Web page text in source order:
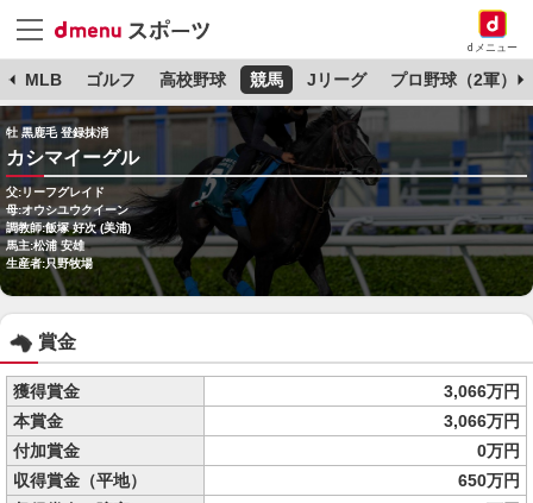
dメニュー
MLB ゴルフ 高校野球 競馬 Jリーグ プロ野球（2軍）
牡 黒鹿毛 登録抹消
カシマイーグル
父:リーフグレイド
母:オウシユウクイーン
調教師:飯塚 好次 (美浦)
馬主:松浦 安雄
生産者:只野牧場
賞金
獲得賞金
3,066万円
本賞金
3,066万円
付加賞金
0万円
収得賞金（平地）
650万円